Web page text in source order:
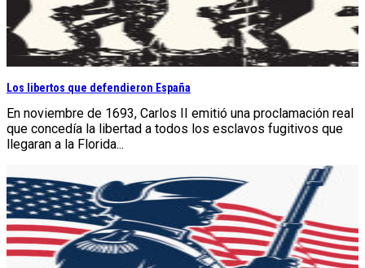
Los libertos que defendieron España
En noviembre de 1693, Carlos II emitió una proclamación real
que concedía la libertad a todos los esclavos fugitivos que
llegaran a la Florida...